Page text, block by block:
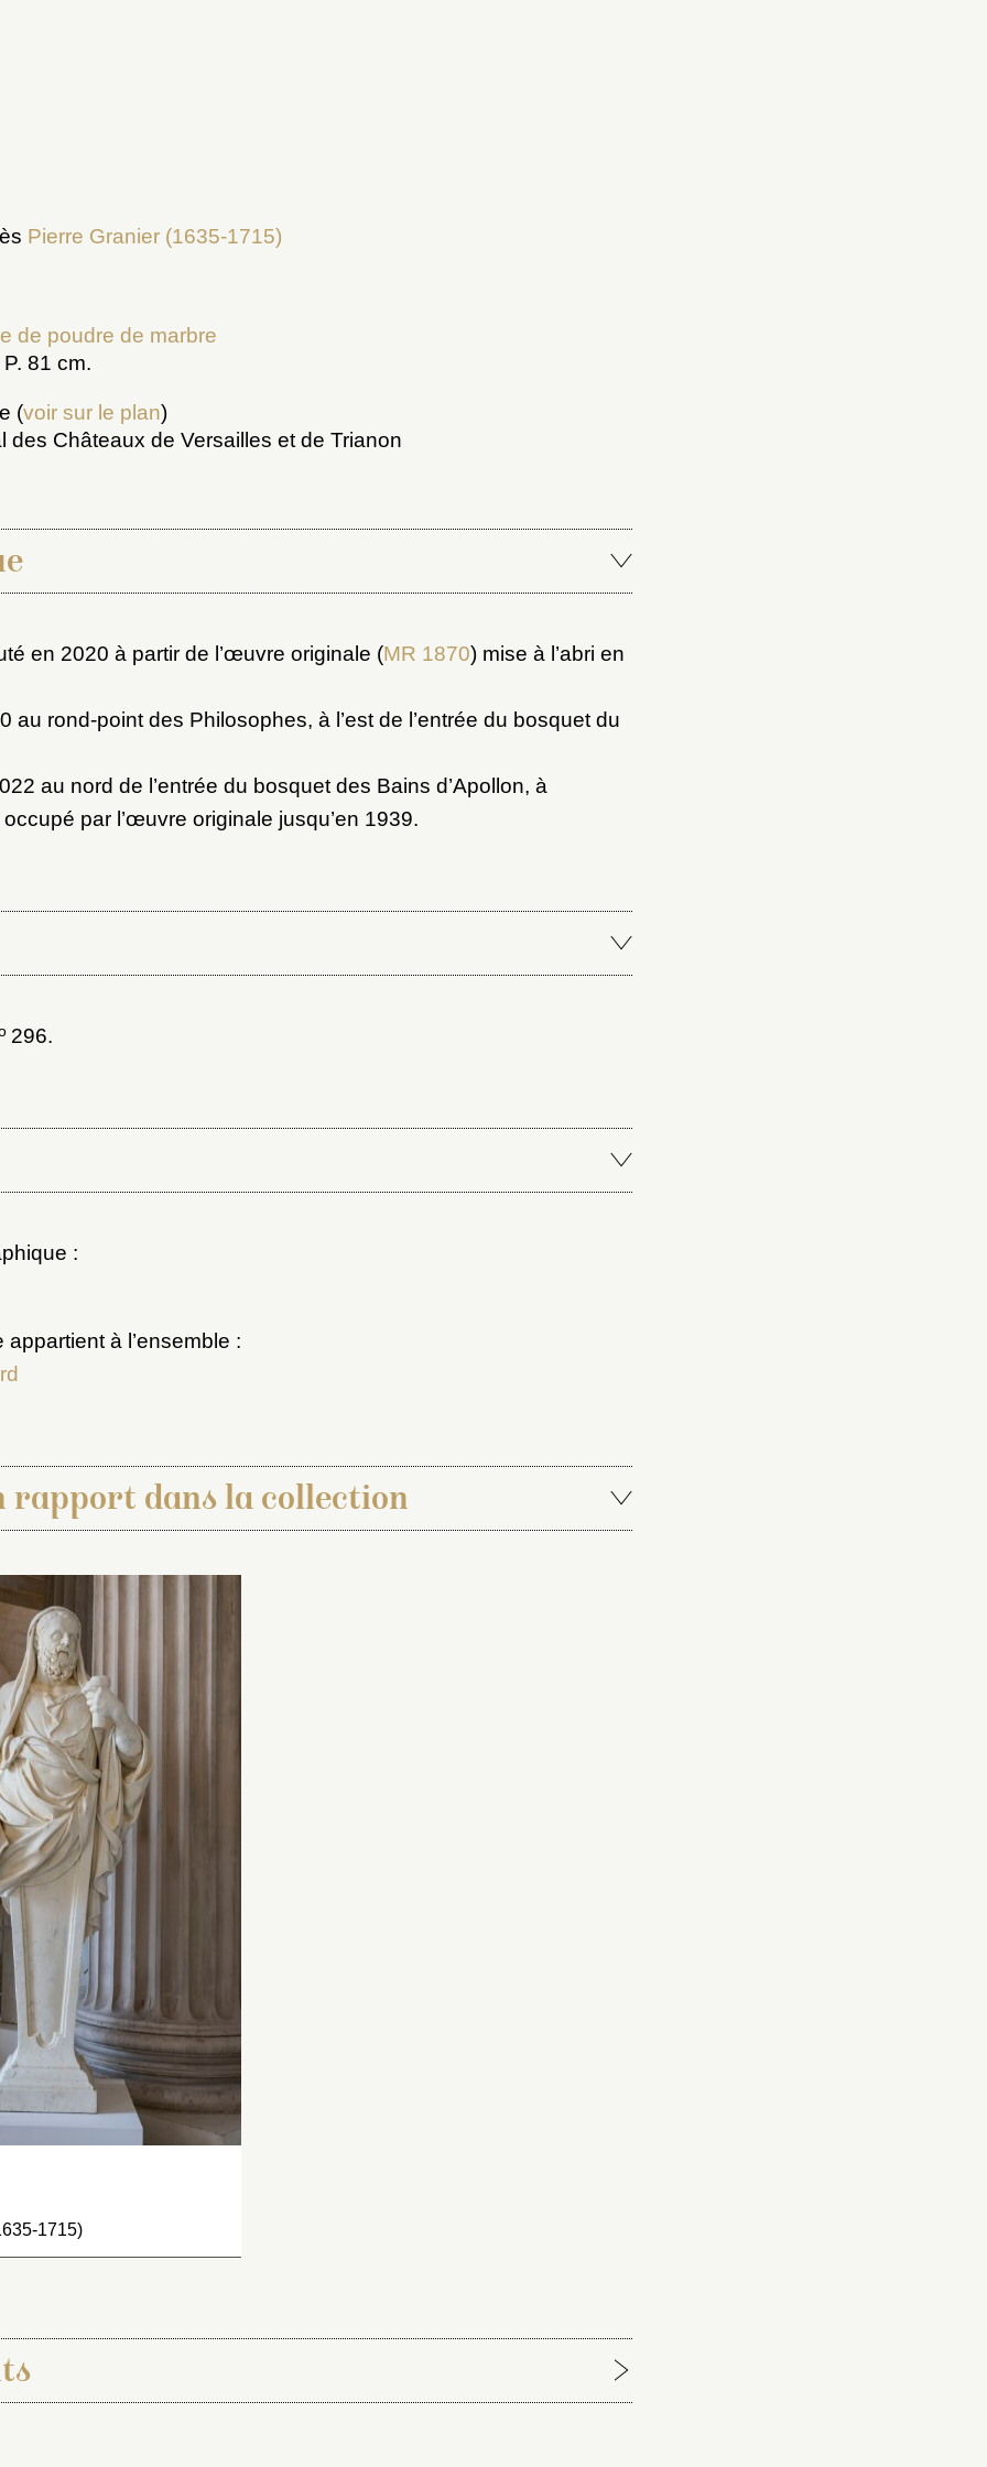
Pierre Granier (1635-1715)
de poudre de marbre
81 cm.
(voir sur le plan)
des Châteaux de Versailles et de Trianon
en 2020 à partir de l’œuvre originale (MR 1870) mise à l’abri en
au rond-point des Philosophes, à l’est de l’entrée du bosquet du
au nord de l’entrée du bosquet des Bains d’Apollon, à
occupé par l’œuvre originale jusqu’en 1939.
296.
:
à l’ensemble :
rapport dans la collection
1715)
du dossier où ajouter la notice
de passe